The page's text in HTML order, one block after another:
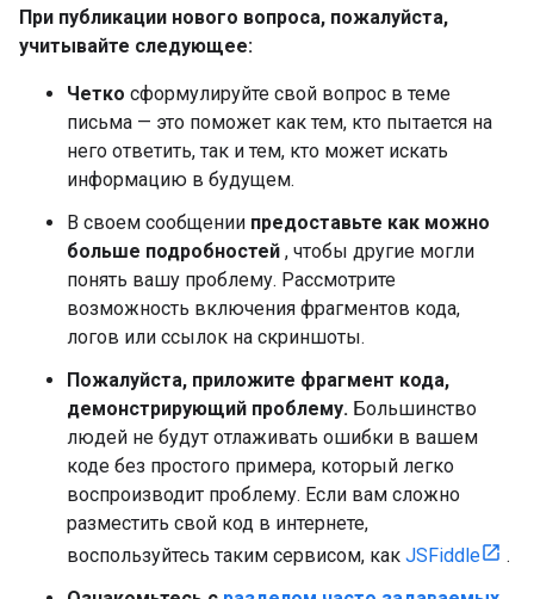
При публикации нового вопроса, пожалуйста,
учитывайте следующее:
Четко сформулируйте свой вопрос в теме
письма — это поможет как тем, кто пытается на
него ответить, так и тем, кто может искать
информацию в будущем.
В своем сообщении предоставьте как можно
больше подробностей , чтобы другие могли
понять вашу проблему. Рассмотрите
возможность включения фрагментов кода,
логов или ссылок на скриншоты.
Пожалуйста, приложите фрагмент кода,
демонстрирующий проблему. Большинство
людей не будут отлаживать ошибки в вашем
коде без простого примера, который легко
воспроизводит проблему. Если вам сложно
разместить свой код в интернете,
воспользуйтесь таким сервисом, как JSFiddle
.